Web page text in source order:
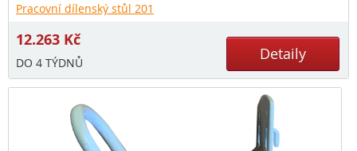
Pracovní dílenský stůl 201
12.263 Kč
DO 4 TÝDNŮ Detaily